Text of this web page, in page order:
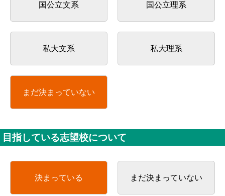
国公立文系 国公立理系
私大文系 私大理系
まだ決まっていない
目指している志望校について
決まっている まだ決まっていない